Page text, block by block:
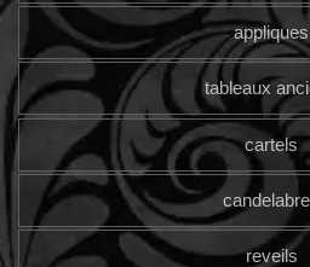
appliques
tableaux
cartels
reveils